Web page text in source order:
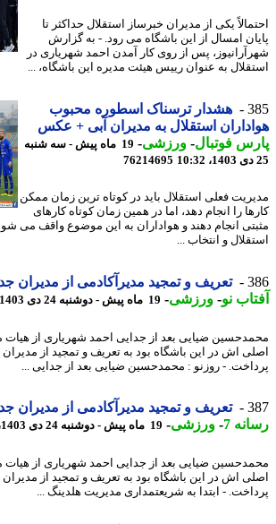
یکی از مدیران خبرساز استقلال حداکثر تا
امسال از این باشگاه می رود. - به گزارش
پس از روی کار آمدن احمد شهریاری در
به عنوان رییس هیئت مدیره این باشگاه، ...
هشدار ترسناک اسطوره محبوب
استقلال به مدیران آبی + عکس
فوتبال-ورزشی-
19 ماه پیش - سه شنبه
76214695
فعلی استقلال باید در کوتاه ترین زمان ممکن
را انجام دهد، اما در همین زمان کوتاه کارهای
انجام دهند و هواداران به این موضوع واقف می شوند
و انتخاب ...
تعریف و تمجید مدیرآکادمی از مدیران جدید
نو- ورزشی-19 ماه پیش - دوشنبه 24 دی 1403، 20:46
ضیایی بعد از جدایی احمد شهریاری از هیات
اش در این باشگاه بود به تعریف و تمجید از مدیران
- روزنو : محمدحسین ضیایی بعد از جدایی ...
تعریف و تمجید مدیرآکادمی از مدیران جدید
7
-ورزشی-19 ماه پیش - دوشنبه 24 دی 1403، 20:31
ضیایی بعد از جدایی احمد شهریاری از هیات
اش در این باشگاه بود به تعریف و تمجید از مدیران
- ابتدا به شریعتمداری مدیریت هلدینگ ...